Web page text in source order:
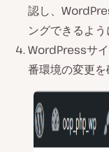
認し、
ングできるよう
WordPressサ
番環境の変更を